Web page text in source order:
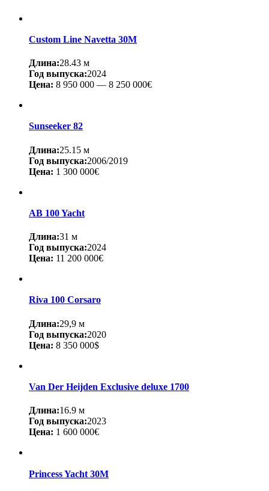
Custom Line Navetta 30M
Длина:28.43 м
Год выпуска:2024
Цена: 8 950 000 — 8 250 000€
Sunseeker 82
Длина:25.15 м
Год выпуска:2006/2019
Цена: 1 300 000€
AB 100 Yacht
Длина:31 м
Год выпуска:2024
Цена: 11 200 000€
Riva 100 Corsaro
Длина:29,9 м
Год выпуска:2020
Цена: 8 350 000$
Van Der Heijden Exclusive deluxe 1700
Длина:16.9 м
Год выпуска:2023
Цена: 1 600 000€
Princess Yacht 30M